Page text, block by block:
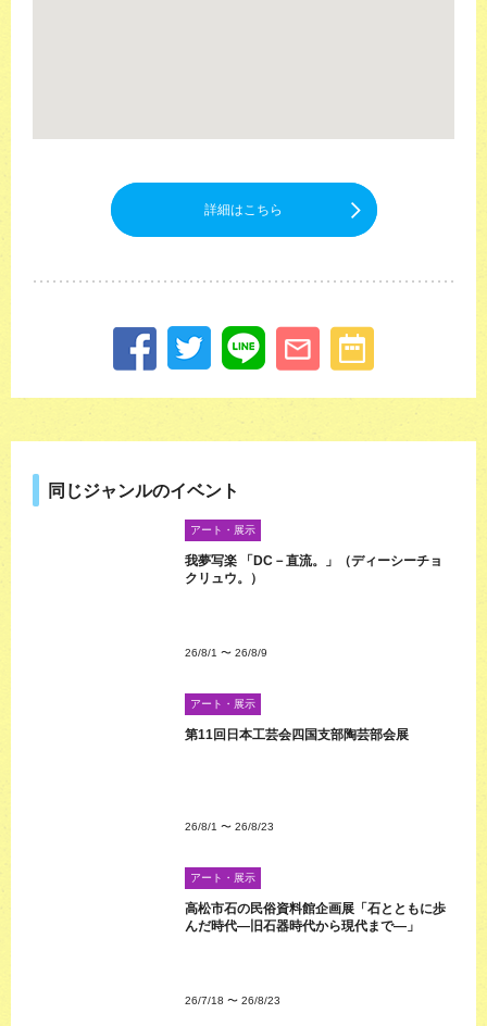
詳細はこちら
同じジャンルのイベント
アート・展示
我夢写楽 「DC－直流。」（ディーシーチョ
クリュウ。）
26/8/1 〜 26/8/9
アート・展示
第11回日本工芸会四国支部陶芸部会展
26/8/1 〜 26/8/23
アート・展示
高松市石の民俗資料館企画展「石とともに歩
んだ時代―旧石器時代から現代まで―」
26/7/18 〜 26/8/23